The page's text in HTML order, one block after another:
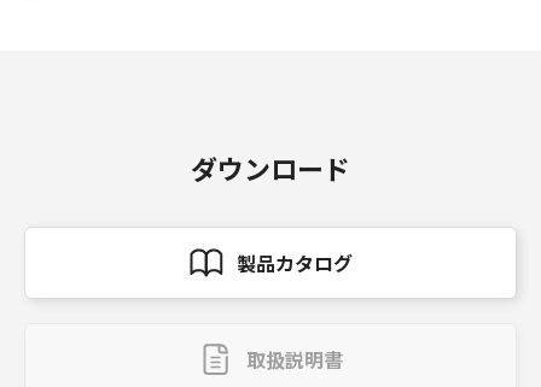
ダウンロード
製品カタログ
取扱説明書